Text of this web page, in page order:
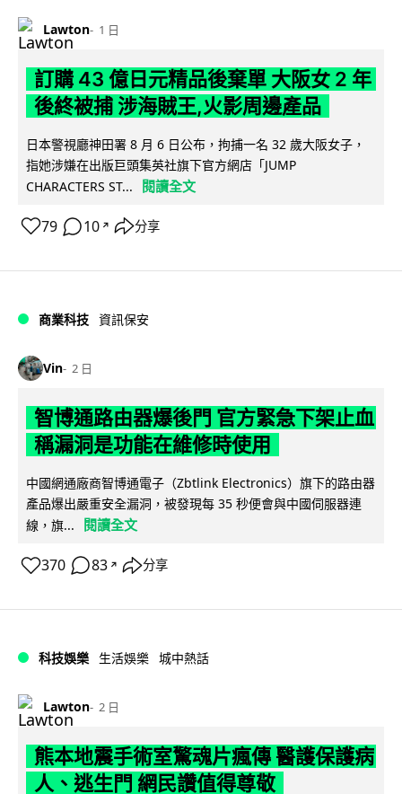
Lawton 1 日
訂購 43 億日元精品後棄單 大阪女 2 年
後終被捕 涉海賊王,火影周邊產品
日本警視廳神田署 8 月 6 日公布，拘捕一名 32 歲大阪女子，
指她涉嫌在出版巨頭集英社旗下官方網店「JUMP
CHARACTERS ST...
閱讀全文
79 10 ↗ 分享
商業科技 資訊保安
Vin 2 日
智博通路由器爆後門 官方緊急下架止血
稱漏洞是功能在維修時使用
中國網通廠商智博通電子（Zbtlink Electronics）旗下的路由器
產品爆出嚴重安全漏洞，被發現每 35 秒便會與中國伺服器連
線，旗...
閱讀全文
370 83 ↗ 分享
科技娛樂 生活娛樂 城中熱話
Lawton 2 日
熊本地震手術室驚魂片瘋傳 醫護保護病
人、逃生門 網民讚值得尊敬